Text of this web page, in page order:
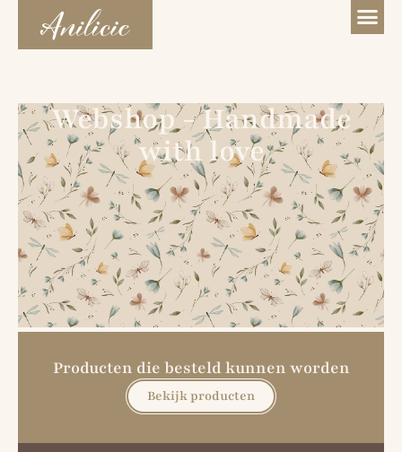
Webshop - Handmade
with love
Producten die besteld kunnen worden
Bekijk producten